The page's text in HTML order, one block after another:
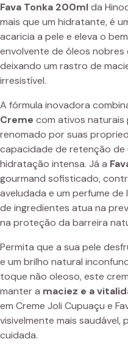
Fava Tonka 200mlda
mais que um hidratante, é
acaricia a pele e eleva o
envolvente de óleos
deixando um rastro de
irresistível.
A fórmula inovadora
Creme com ativos naturais
renomado por suas
capacidade de retenção de
hidratação intensa. Já a
gourmand sofisticado,
aveludada e um perfume
de ingredientes atua na
na proteção da barreira
Permita que a sua pele
e um brilho natural
toque não oleoso, este
manter a maciez e a
em Creme Joli Cupuaçu e
visivelmente mais saudável,
cuidada.